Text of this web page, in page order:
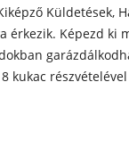
Küldetések,
érkezik. Képezd ki
kukac